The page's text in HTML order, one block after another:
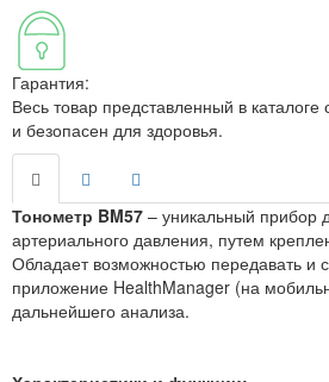
Гарантия:
Весь товар представленный в
и безопасен для здоровья.
Тонометр BM57 – уникальный прибор
артериального давления, путем
Обладает возможностью передавать и
приложение HealthManager (на
дальнейшего анализа.